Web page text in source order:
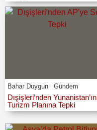
Bahar Duygun Gündem
Dışişleri’nden Yunanistan’ın
Turizm Planına Tepki